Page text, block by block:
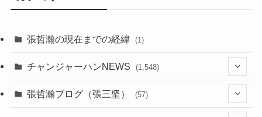
張哲瀚の現在までの経緯 (1)
チャンジャーハンNEWS (1,548)
(5)
張哲瀚ブログ（張三坚） (57)